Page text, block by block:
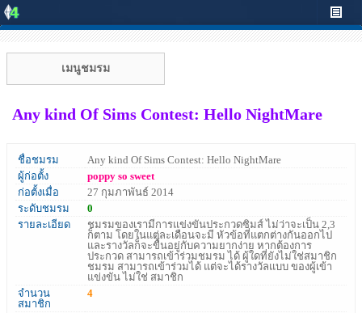
เมนูชมรม
Any kind Of Sims Contest: Hello NightMare
ชื่อชมรม
Any kind Of Sims Contest: Hello NightMare
ผู้ก่อตั้ง
poppy so sweet
ก่อตั้งเมื่อ
27 กุมภาพันธ์ 2014
ระดับชมรม
0
รายละเอียด
ชมรมของเรามีการแข่งขันประกวดซิมส์ ไม่ว่าจะเป็น 2,3
ก็ตาม โดยในแต่ละเดือนจะมี หัวข้อที่แตกต่างกันออกไป
และรางวัลก็จะขื้นอยู่กับความยากง่าย หากต้องการ
ประกวด สามารถเข้าร่วมชมรม ได้ ผู้ใดที่ยังไม่ใช่สมาชิก
ชมรม สามารถเข้าร่วมได้ แต่จะได้รางวัลแบบ ของผู้เข้า
แข่งขัน ไม่ใช่ สมาชิก
จำนวน
สมาชิก
4